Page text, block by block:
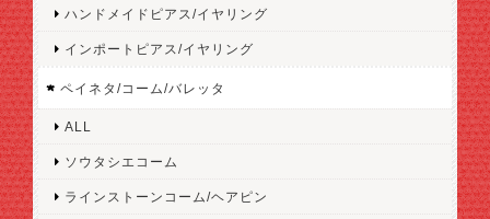
ハンドメイドピアス/イヤリング
インポートピアス/イヤリング
ペイネタ/コーム/バレッタ
ALL
ソウタシエコーム
ラインストーンコーム/ヘアピン